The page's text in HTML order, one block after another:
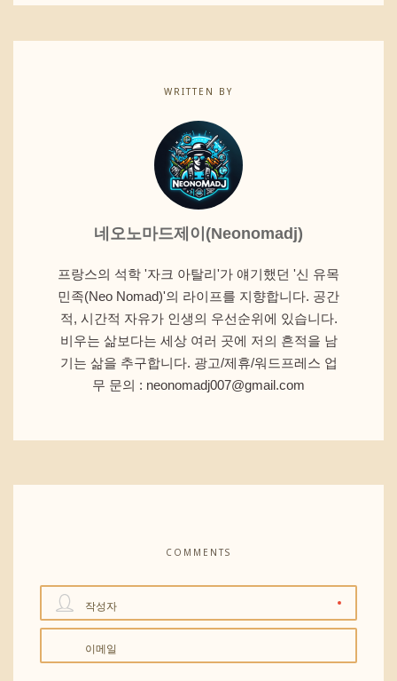
WRITTEN BY
네오노마드제이(Neonomadj)
프랑스의 석학 '자크 아탈리'가 얘기했던 '신 유목
민족(Neo Nomad)'의 라이프를 지향합니다. 공간
적, 시간적 자유가 인생의 우선순위에 있습니다.
비우는 삶보다는 세상 여러 곳에 저의 흔적을 남
기는 삶을 추구합니다. 광고/제휴/워드프레스 업
무 문의 : neonomadj007@gmail.com
COMMENTS
작성자
이메일